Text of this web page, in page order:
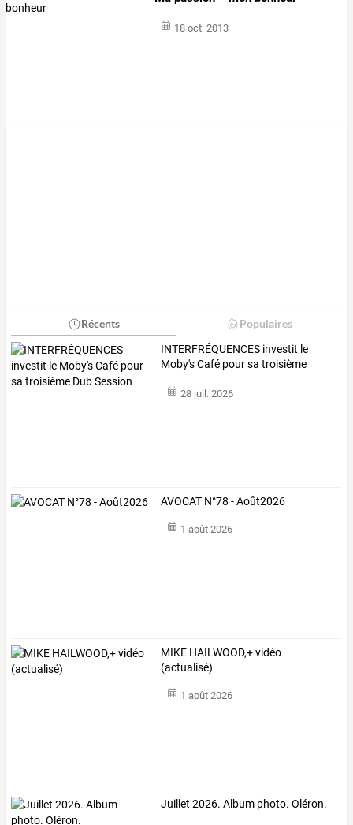
18 oct. 2013
Récents Populaires
INTERFRÉQUENCES investit le
Moby'sCafé poursa troisième
28 juil. 2026
AVOCAT N°78 - Août2026
1 août 2026
MIKE HAILWOOD,+ vidéo
(actualisé)
1 août 2026
Juillet 2026. Album photo. Oléron.